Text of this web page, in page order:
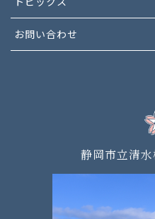
お問い合わせ
静岡市立清